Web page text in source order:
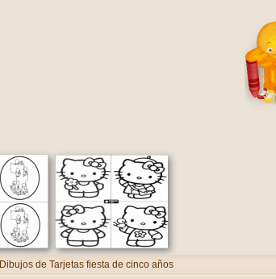
Dibujos de Tarjetas fiesta de cinco años